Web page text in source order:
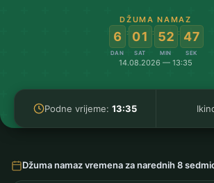
DŽUMA NAMAZ
6
DAN
: 01
SAT
: 52
MIN
: 47
SEK
14.08.2026 — 13:35
Podne vrijeme: 13:35
Džuma namaz vremena za narednih 8